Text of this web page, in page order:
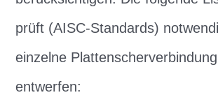
prüft (AISC-Standards)
einzelne
entwerfen: